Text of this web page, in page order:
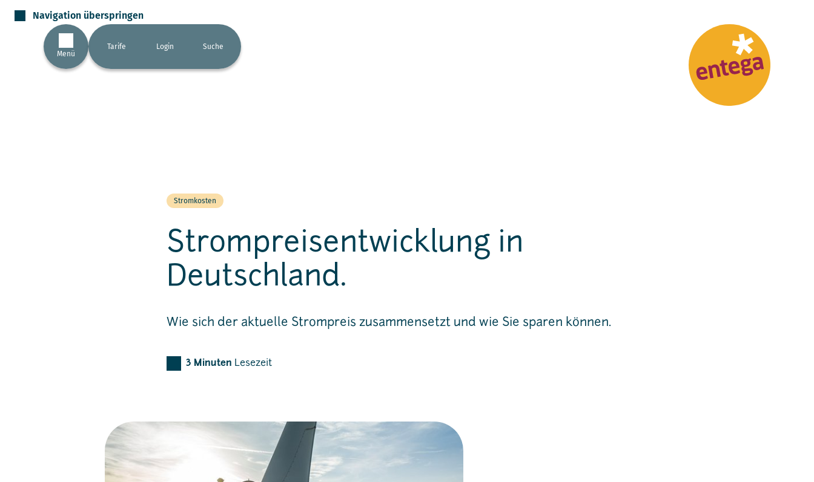
Navigation überspringen
Menü
Tarife Login Suche
Stromkosten
Strompreisentwicklung in
Deutschland.
Wie sich der aktuelle Strompreis zusammensetzt und wie Sie sparen können.
3 Minuten Lesezeit